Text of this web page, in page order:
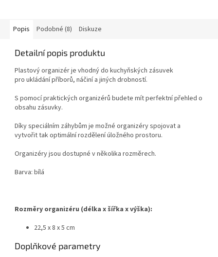
Popis Podobné (8) Diskuze
Detailní popis produktu
Plastový organizér je vhodný do kuchyňských zásuvek
pro ukládání příborů, náčiní a jiných drobností.
S pomocí praktických organizérů budete mít perfektní přehled o
obsahu zásuvky.
Díky speciálním záhybům je možné organizéry spojovat a
vytvořit tak optimální rozdělení úložného prostoru.
Organizéry jsou dostupné v několika rozměrech.
Barva: bílá
Rozměry organizéru (délka x šířka x výška):
22,5 x 8 x 5 cm
Doplňkové parametry